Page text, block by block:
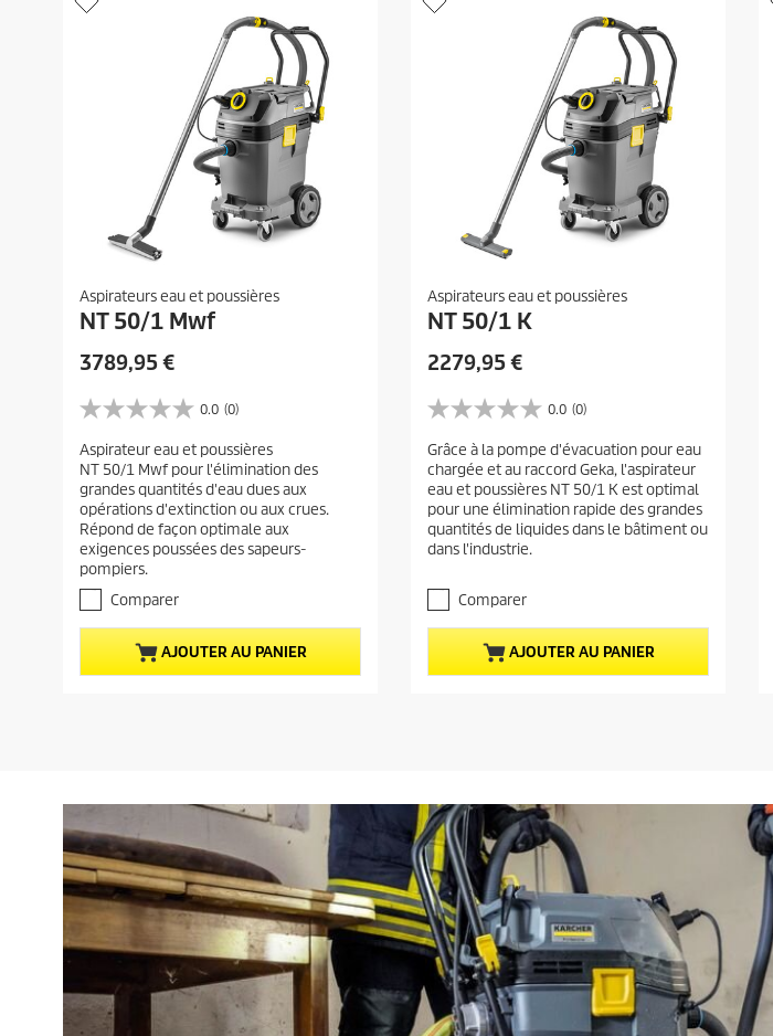
Aspirateurs eau et poussières
NT 50/1 Mwf
P
i
a
c
t
u
e
l
d
u
p
r
t
3789,95 €
0.0 (0)
0
0
s
u
r
5
é
t
i
l
e
s
Aspirateur eau et poussières
NT 50/1 Mwf pour l'élimination des
grandes quantités d'eau dues aux
opérations d'extinction ou aux crues.
Répond de façon optimale aux
exigences poussées des sapeurs-
pompiers.
Comparer
AJOUTER AU PANIER
Aspirateurs eau et poussières
NT 50/1 K
P
i
a
c
t
u
e
d
u
p
r
t
2279,95 €
0.0 (0)
0
0
s
u
r
5
é
i
l
e
s
Grâce à la pompe d'évacuation pour eau
chargée et au raccord Geka, l'aspirateur
eau et poussières NT 50/1 K est optimal
pour une élimination rapide des grandes
quantités de liquides dans le bâtiment ou
dans l'industrie.
Comparer
AJOUTER AU PANIER